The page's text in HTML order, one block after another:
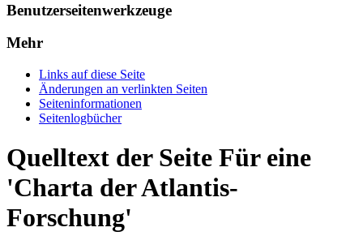
Benutzerseitenwerkzeuge
Mehr
Links auf diese Seite
Änderungen an verlinkten Seiten
Seiten­informationen
Seitenlogbücher
Quelltext der Seite Für eine
'Charta der Atlantis-
Forschung'